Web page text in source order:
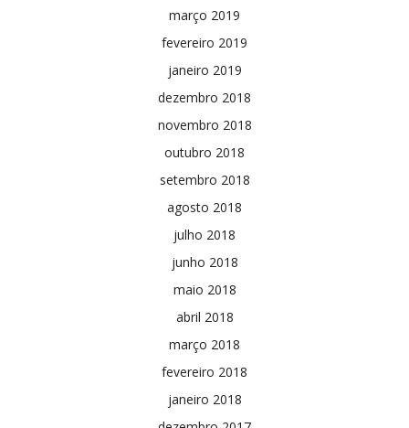
março 2019
fevereiro 2019
janeiro 2019
dezembro 2018
novembro 2018
outubro 2018
setembro 2018
agosto 2018
julho 2018
junho 2018
maio 2018
abril 2018
março 2018
fevereiro 2018
janeiro 2018